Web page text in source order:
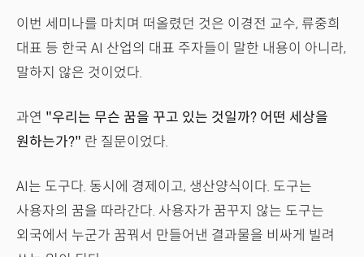
이번 세미나를 마치며 떠올렸던 것은 이경전 교수, 류중희
대표 등 한국 AI 산업의 대표 주자들이 말한 내용이 아니라,
말하지 않은 것이었다.
과연 "우리는 무슨 꿈을 꾸고 있는 것일까? 어떤 세상을
원하는가?" 란 질문이었다.
AI는 도구다. 동시에 경제이고, 생산양식이다. 도구는
사용자의 꿈을 따라간다. 사용자가 꿈꾸지 않는 도구는
외국에서 누군가 꿈꿔서 만들어낸 결과물을 비싸게 빌려